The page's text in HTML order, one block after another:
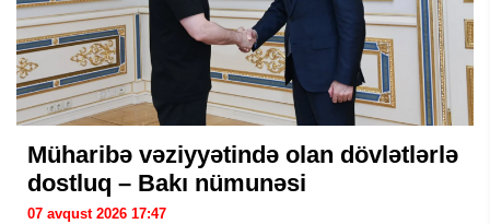
Müharibə vəziyyətində olan dövlətlərlə
dostluq – Bakı nümunəsi
07 avqust 2026 17:47